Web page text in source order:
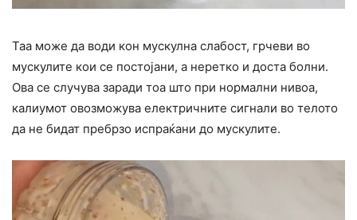
Таа може да води кон мускулна слабост, грчеви во
мускулите кои се постојани, а неретко и доста болни.
Ова се случува заради тоа што при нормални нивоа,
калиумот овозможува електричните сигнали во телото
да не бидат пребрзо испраќани до мускулите.